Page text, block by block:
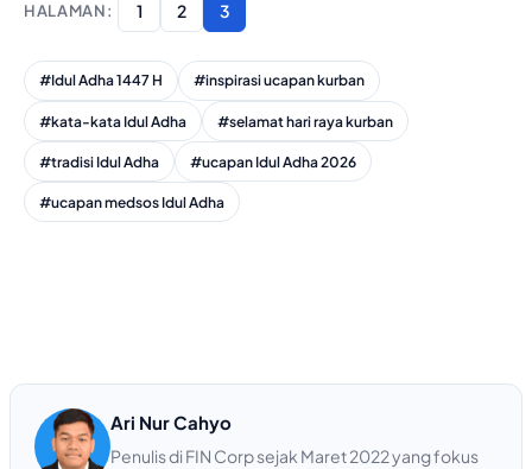
1 2 3
#Idul Adha 1447 H #inspirasi ucapan kurban
#kata-kata Idul Adha #selamat hari raya kurban
#tradisi Idul Adha #ucapan Idul Adha 2026
#ucapan medsos Idul Adha
Ari Nur Cahyo
Penulis di FIN Corp sejak Maret 2022 yang fokus